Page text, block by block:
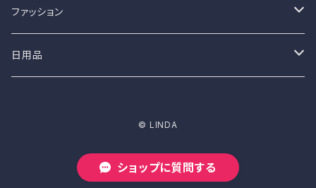
ペンダント
ペンダント
スティックタイプ
名刺香
ファッション
パンツスタイル
日用品
© LINDA
ショップに質問する